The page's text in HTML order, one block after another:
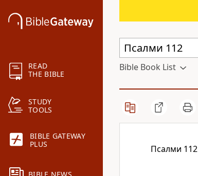
READ
THE BIBLE
STUDY
TOOLS
BIBLE GATEWAY
PLUS
Bible Book List
Псалми 112